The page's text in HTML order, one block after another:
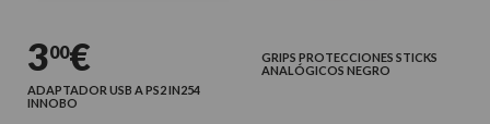
300€
ADAPTADOR USB A PS2 IN254
INNOBO
GRIPS PROTECCIONES STICKS
ANALÓGICOS NEGRO